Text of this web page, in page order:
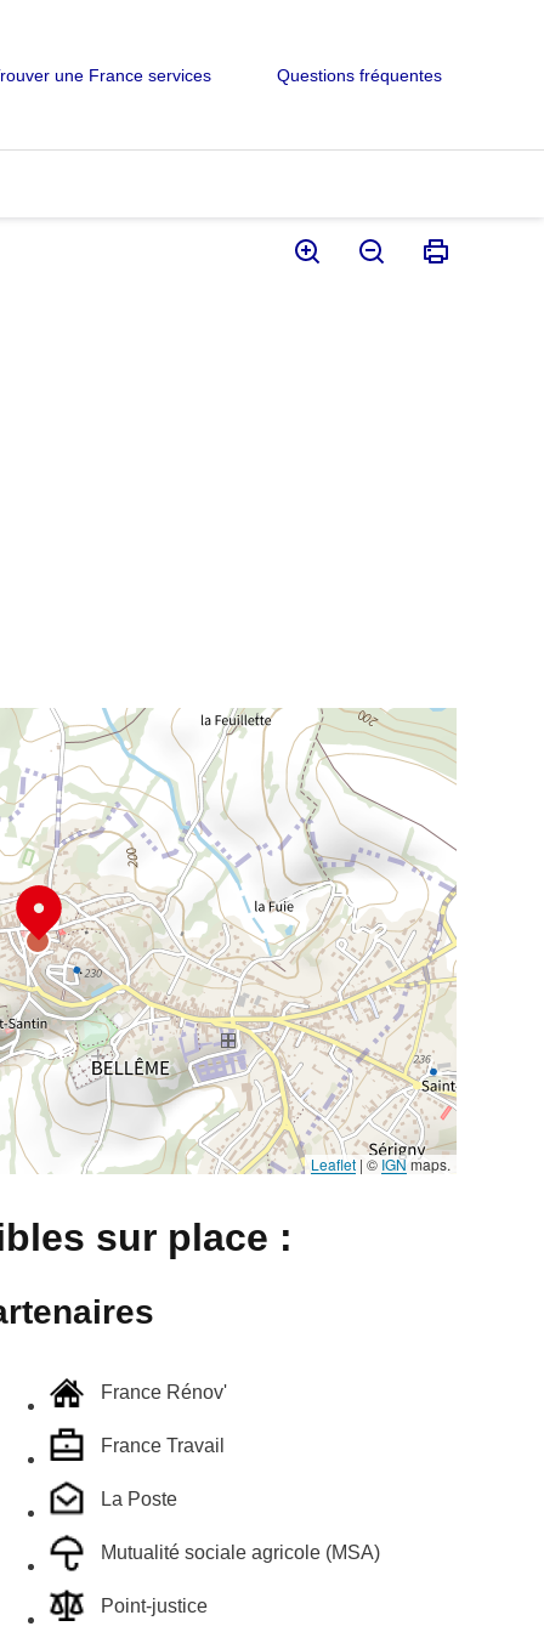
une France services Questions fréquentes
Leaflet | © IGNmaps.
sur place :
France Rénov'
France Travail
La Poste
Mutualité sociale agricole (MSA)
Point-justice